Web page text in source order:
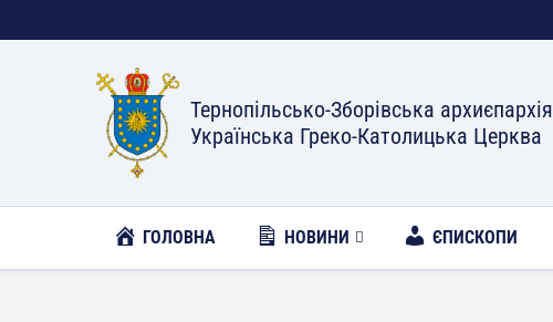
Тернопільсько-Зборівська архиєпархія
Українська Греко-Католицька Церква
ГОЛОВНА НОВИНИ ЄПИСКОПИ